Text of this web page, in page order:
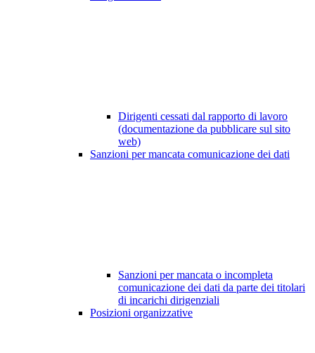
Dirigenti cessati dal rapporto di lavoro
(documentazione da pubblicare sul sito
web)
Sanzioni per mancata comunicazione dei dati
Sanzioni per mancata o incompleta
comunicazione dei dati da parte dei titolari
di incarichi dirigenziali
Posizioni organizzative